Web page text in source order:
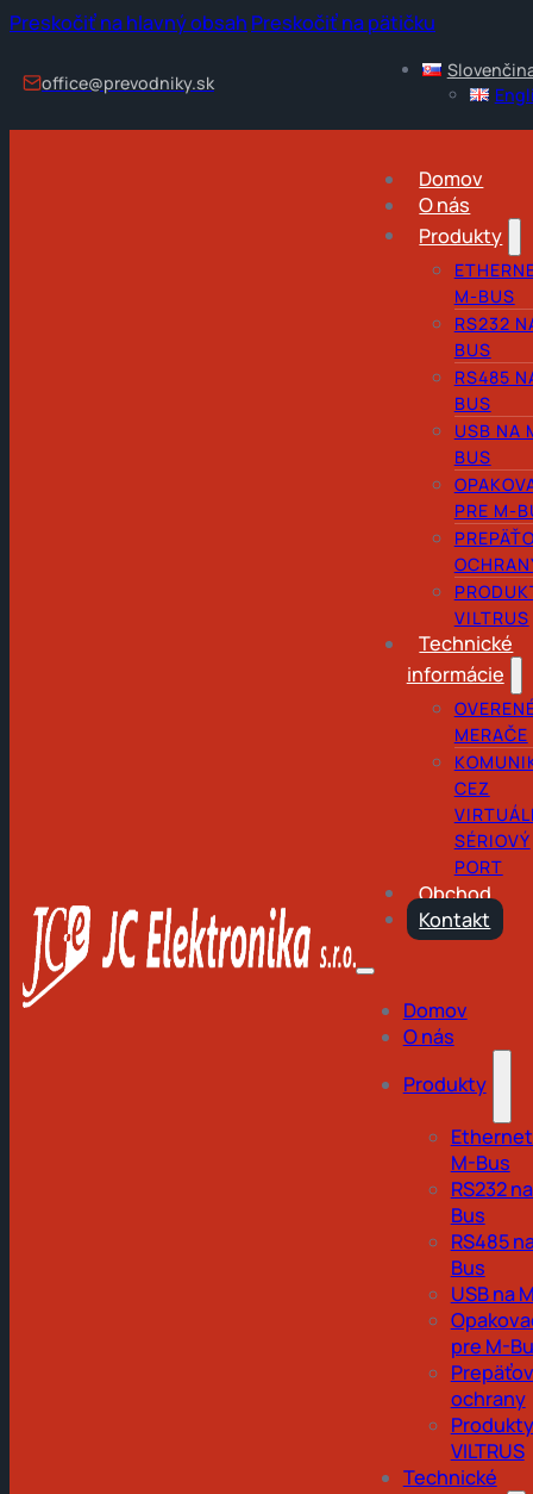
Preskočiť na hlavný obsah Preskočiť na pätičku
office@prevodniky.sk
Domov
O nás
Produkty
M-BUS
RS232
BUS
RS485
BUS
USB NA
BUS
PRE M-
VILTRUS
Technické
informácie
MERAČE
CEZ
SÉRIOVÝ
PORT
Obchod
Kontakt
Domov
O nás
Produkty
M-Bus
RS232
Bus
RS485
Bus
USB na
pre M-
ochrany
Produkty
VILTRUS
Technické